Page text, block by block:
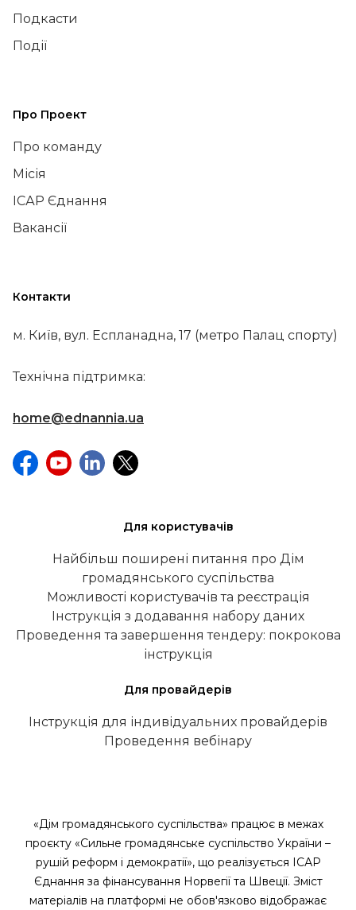
Подкасти
Події
Про Проект
Про команду
Місія
ІСАР Єднання
Вакансії
Контакти
м. Київ, вул. Еспланадна, 17 (метро Палац спорту)
Технічна підтримка:
home@ednannia.ua
Для користувачів
Найбільш поширені питання про Дім
громадянського суспільства
Можливості користувачів та реєстрація
Інструкція з додавання набору даних
Проведення та завершення тендеру: покрокова
інструкція
Для провайдерів
Інструкція для індивідуальних провайдерів
Проведення вебінару
«Дім громадянського суспільства» працює в межах
проєкту «Сильне громадянське суспільство України –
рушій реформ і демократії», що реалізується ІСАР
Єднання за фінансування Норвегії та Швеції. Зміст
матеріалів на платформі не обов'язково відображає